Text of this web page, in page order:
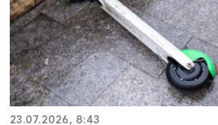
23.07.2026, 8:43